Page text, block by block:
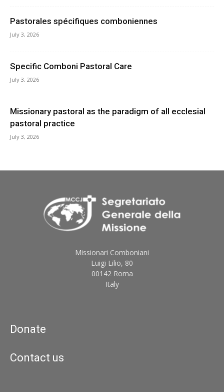
Pastorales spécifiques comboniennes
July 3, 2026
Specific Comboni Pastoral Care
July 3, 2026
Missionary pastoral as the paradigm of all ecclesial
pastoral practice
July 3, 2026
Missionari Comboniani
Luigi Lilio, 80
00142 Roma
Italy
Donate
Contact us